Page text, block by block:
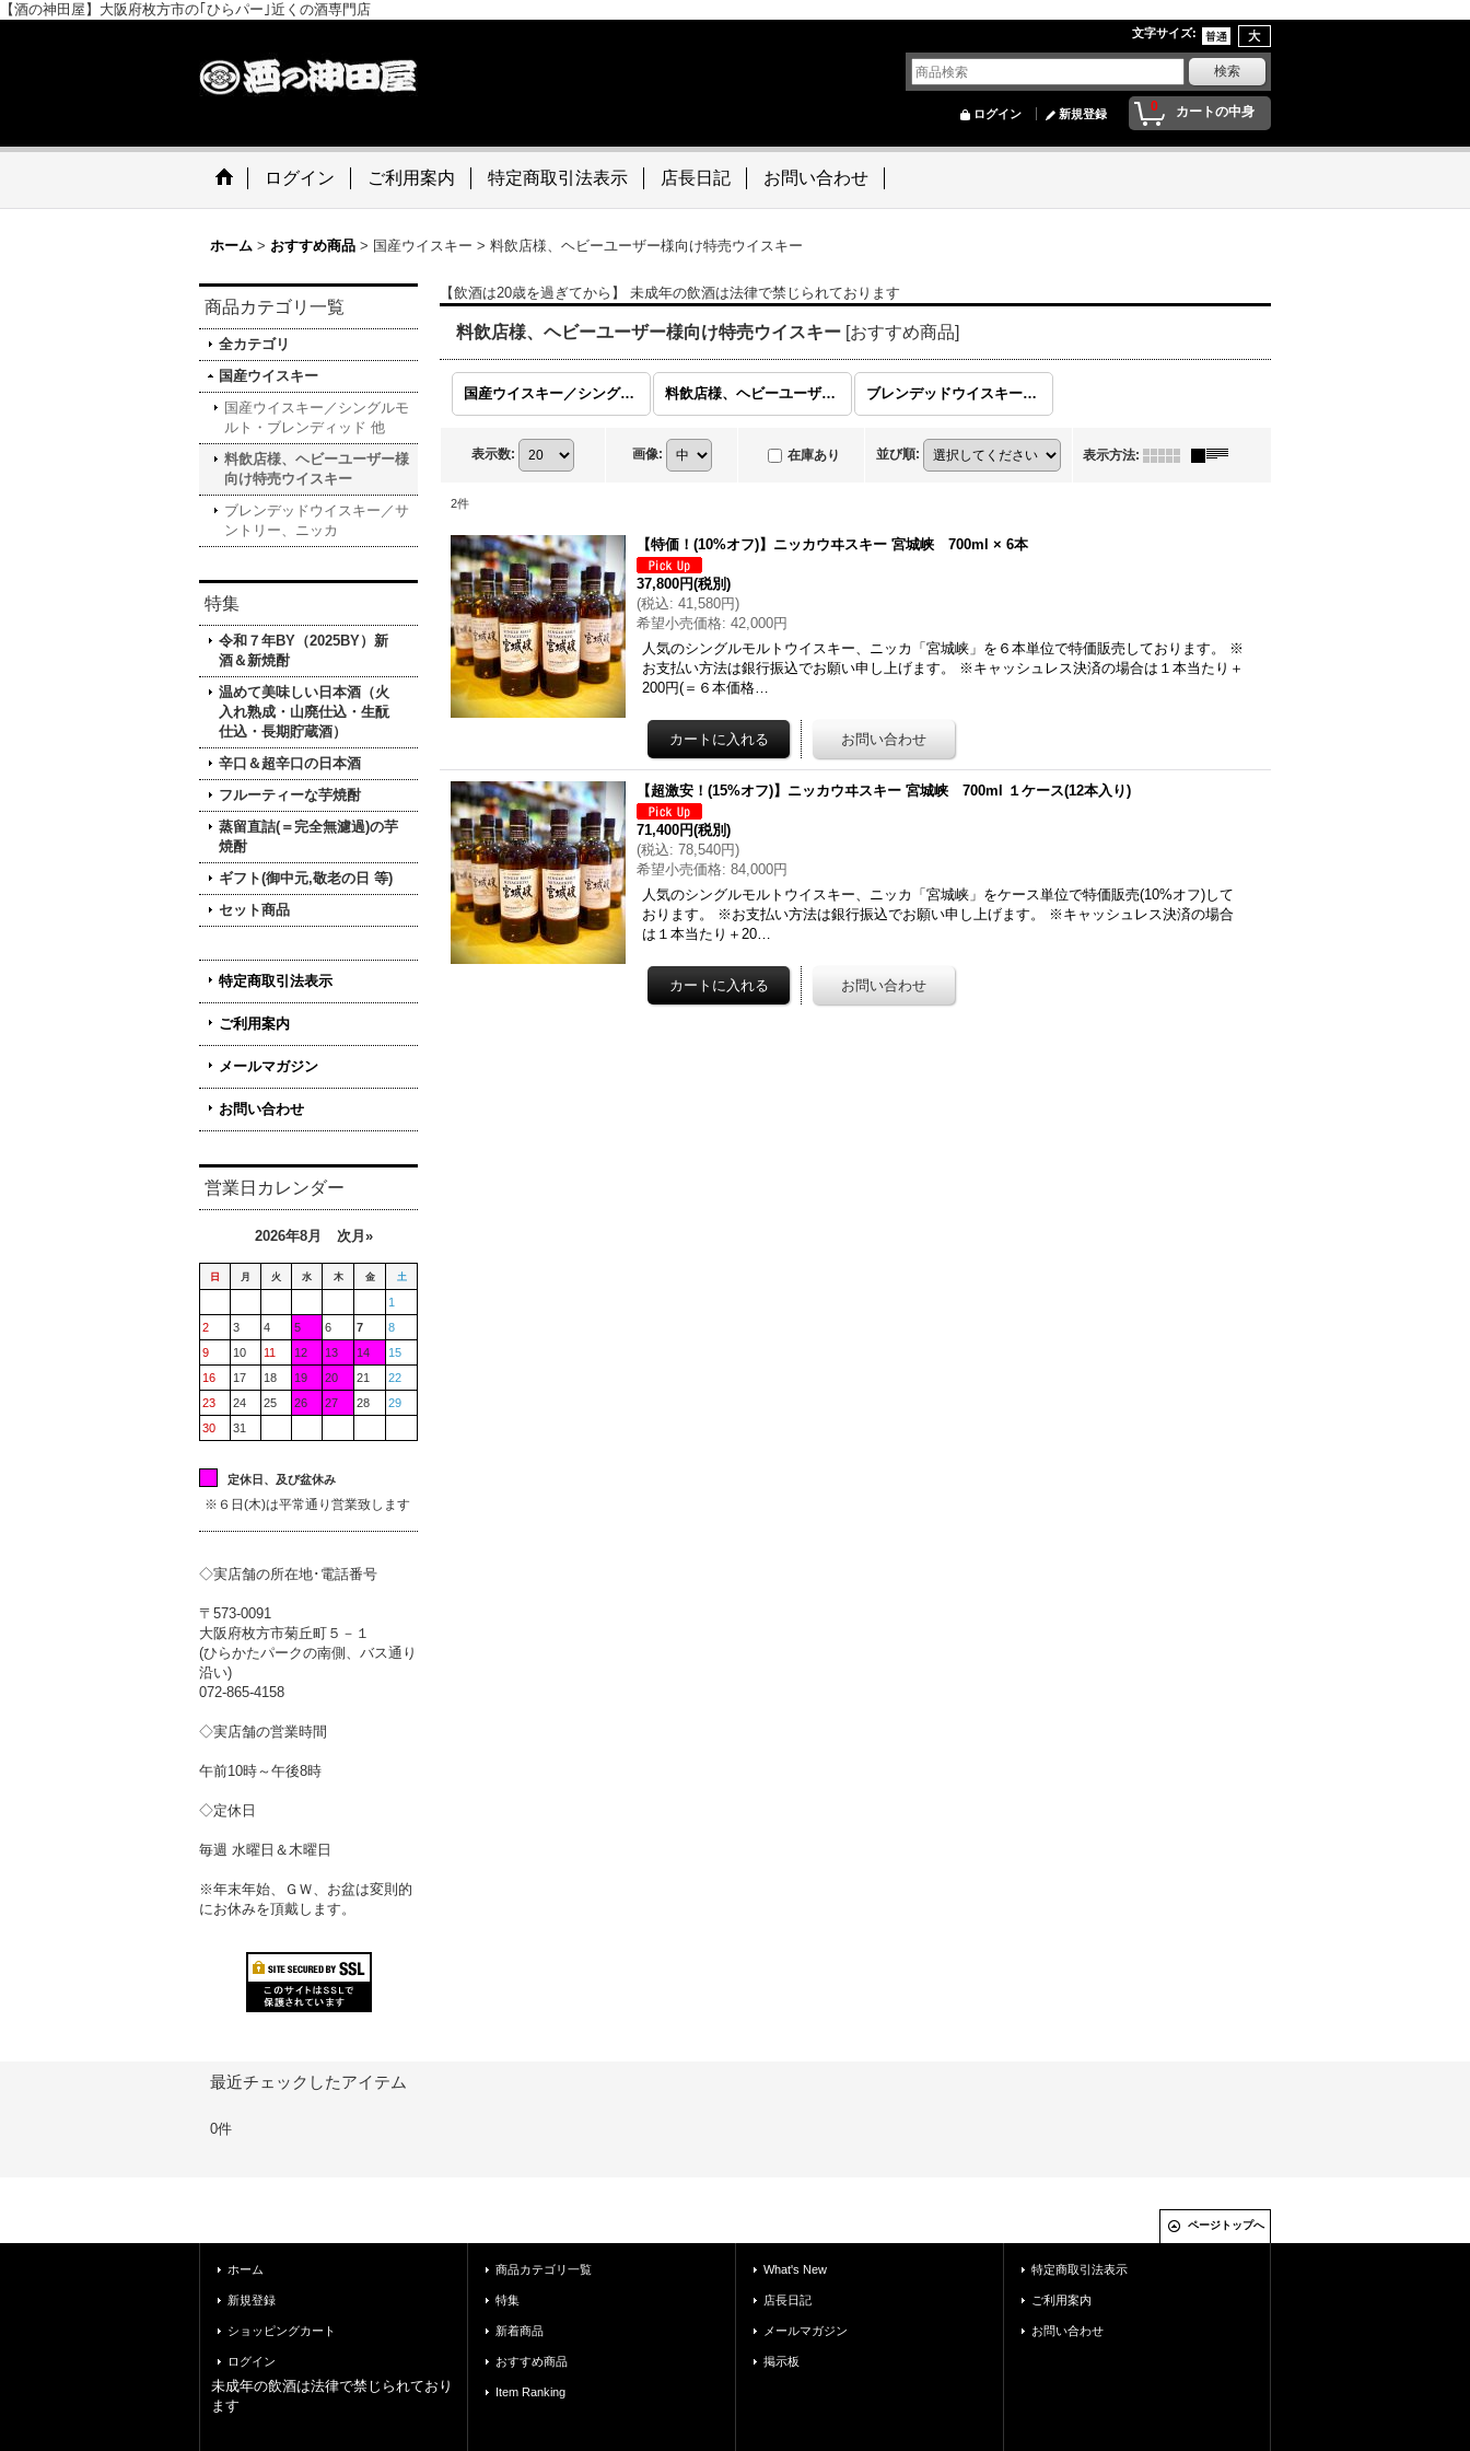
【酒の神田屋】大阪府枚方市の｢ひらパー｣近くの酒専門店
文字サイズ:
0 カートの中身
ログイン 新規登録
ログイン ご利用案内 特定商取引法表示 店長日記 お問い合わせ
ホーム > おすすめ商品 > 国産ウイスキー > 料飲店様、ヘビーユーザー様向け特売ウイスキー
商品カテゴリ一覧
全カテゴリ
国産ウイスキー
国産ウイスキー／シングルモ
ルト・ブレンディッド 他
料飲店様、ヘビーユーザー様
向け特売ウイスキー
ブレンデッドウイスキー／サ
ントリー、ニッカ
特集
令和７年BY（2025BY）新
酒＆新焼酎
温めて美味しい日本酒（火
入れ熟成・山廃仕込・生酛
仕込・長期貯蔵酒）
辛口＆超辛口の日本酒
フルーティーな芋焼酎
蒸留直詰(＝完全無濾過)の芋
焼酎
ギフト(御中元,敬老の日 等)
セット商品
特定商取引法表示
ご利用案内
メールマガジン
お問い合わせ
営業日カレンダー
2026年8月 次月»
日 月 火 水 木 金 土
1
2
3 4 5 6 7
8
9
10 11 12 13 14
15
16
17 18 19 20 21
22
23
24 25 26 27 28
29
30
31
定休日、及び盆休み
※６日(木)は平常通り営業致します
◇実店舗の所在地･電話番号
〒573-0091
大阪府枚方市菊丘町５－１
(ひらかたパークの南側、バス通り
沿い)
072-865-4158
◇実店舗の営業時間
午前10時～午後8時
◇定休日
毎週 水曜日＆木曜日
※年末年始、ＧＷ、お盆は変則的
にお休みを頂戴します。
【飲酒は20歳を過ぎてから】 未成年の飲酒は法律で禁じられております
料飲店様、ヘビーユーザー様向け特売ウイスキー [おすすめ商品]
国産ウイスキー／シングルモルト・ブレンディッド 他 料飲店様、ヘビーユーザー様向け特売ウイスキー ブレンデッドウイスキー／サントリー、ニッカ
表示数: 画像: 在庫あり 並び順: 表示方法:
2件
【特価！(10%オフ)】ニッカウヰスキー 宮城峡 700ml × 6本
37,800円(税別)
(税込: 41,580円)
希望小売価格: 42,000円
人気のシングルモルトウイスキー、ニッカ「宮城峡」を６本単位で特価販売しております。 ※
お支払い方法は銀行振込でお願い申し上げます。 ※キャッシュレス決済の場合は１本当たり＋
200円(＝６本価格…
【超激安！(15%オフ)】ニッカウヰスキー 宮城峡 700ml １ケース(12本入り)
71,400円(税別)
(税込: 78,540円)
希望小売価格: 84,000円
人気のシングルモルトウイスキー、ニッカ「宮城峡」をケース単位で特価販売(10%オフ)して
おります。 ※お支払い方法は銀行振込でお願い申し上げます。 ※キャッシュレス決済の場合
は１本当たり＋20…
最近チェックしたアイテム
0件
ページトップへ
ホーム
新規登録
ショッピングカート
ログイン
未成年の飲酒は法律で禁じられており
ます
商品カテゴリ一覧
特集
新着商品
おすすめ商品
Item Ranking
What's New
店長日記
メールマガジン
掲示板
特定商取引法表示
ご利用案内
お問い合わせ